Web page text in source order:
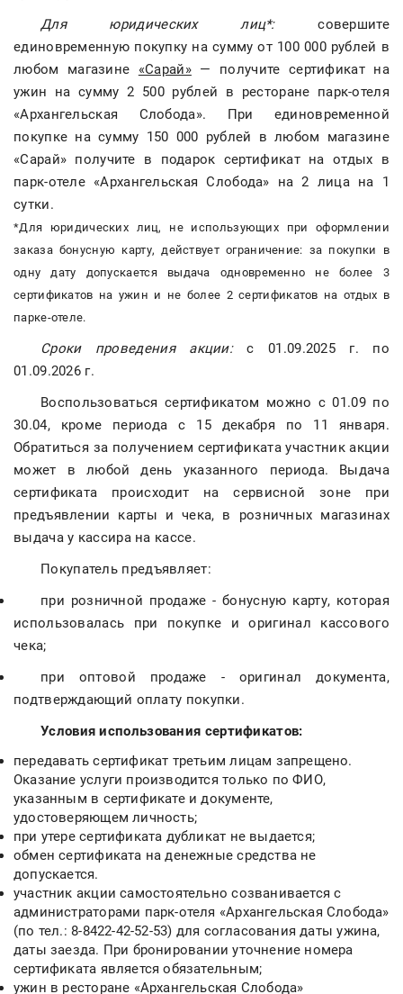
Для юридических лиц*:совершите
единовременную покупку на сумму от 100 000 рублей в
любом магазине «Сарай»— получите сертификат на
ужин на сумму 2 500 рублей в ресторане парк-отеля
«Архангельская Слобода». При единовременной
покупке на сумму 150 000 рублей в любом магазине
«Сарай» получите в подарок сертификат на отдых в
парк-отеле «Архангельская Слобода» на 2 лица на 1
сутки.
*Для юридических лиц, не использующих при оформлении
заказа бонусную карту, действует ограничение: за покупки в
одну дату допускается выдача одновременно не более 3
сертификатов на ужин и не более 2 сертификатов на отдых в
парке-отеле.
Сроки проведения акции:с 01.09.2025 г. по
01.09.2026 г.
Воспользоваться сертификатом можно с 01.09 по
30.04, кроме периода с 15 декабря по 11 января.
Обратиться за получением сертификата участник акции
может в любой день указанного периода. Выдача
сертификата происходит на сервисной зоне при
предъявлении карты и чека, в розничных магазинах
выдача у кассира на кассе.
Покупатель предъявляет:
при розничной продаже - бонусную карту, которая
использовалась при покупке и оригинал кассового
чека;
при оптовой продаже - оригинал документа,
подтверждающий оплату покупки.
Условия использования сертификатов:
передавать сертификат третьим лицам запрещено.
Оказание услуги производится только по ФИО,
указанным в сертификате и документе,
удостоверяющем личность;
при утере сертификата дубликат не выдается;
обмен сертификата на денежные средства не
допускается.
участник акции самостоятельно созванивается с
администраторами парк-отеля «Архангельская Слобода»
(по тел.: 8-8422-42-52-53) для согласования даты ужина,
даты заезда. При бронировании уточнение номера
сертификата является обязательным;
ужин в ресторане «Архангельская Слобода»